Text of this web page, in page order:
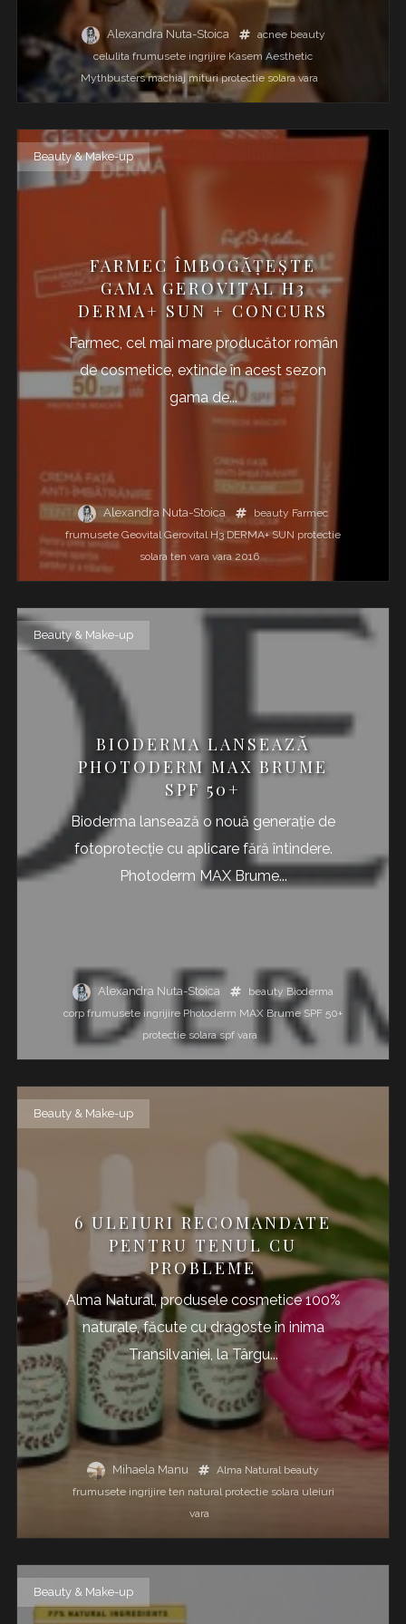
Alexandra Nuta-Stoica acnee beauty
celulita frumusete ingrijire Kasem Aesthetic
Mythbusters machiaj mituri protectie solara vara
Beauty & Make-up
FARMEC ÎMBOGĂȚEȘTE
GAMA GEROVITAL H3
DERMA+ SUN + CONCURS
Farmec, cel mai mare producător român
de cosmetice, extinde în acest sezon
gama de...
Alexandra Nuta-Stoica beauty Farmec
frumusete Geovital Gerovital H3 DERMA+ SUN protectie
solara ten vara vara 2016
Beauty & Make-up
BIODERMA LANSEAZĂ
PHOTODERM MAX BRUME
SPF 50+
Bioderma lansează o nouă generație de
fotoprotecție cu aplicare fără întindere.
Photoderm MAX Brume...
Alexandra Nuta-Stoica beauty Bioderma
corp frumusete ingrijire Photoderm MAX Brume SPF 50+
protectie solara spf vara
Beauty & Make-up
6 ULEIURI RECOMANDATE
PENTRU TENUL CU
PROBLEME
Alma Natural, produsele cosmetice 100%
naturale, făcute cu dragoste în inima
Transilvaniei, la Târgu...
Mihaela Manu Alma Natural beauty
frumusete ingrijire ten natural protectie solara uleiuri
vara
Beauty & Make-up